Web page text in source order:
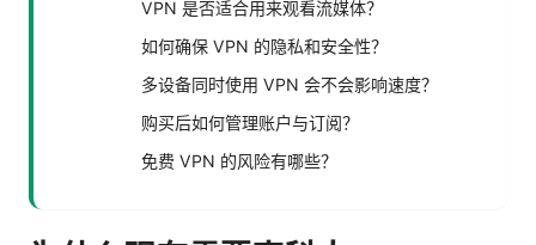
VPN 是否适合用来观看流媒体？
如何确保 VPN 的隐私和安全性？
多设备同时使用 VPN 会不会影响速度？
购买后如何管理账户与订阅？
免费 VPN 的风险有哪些？